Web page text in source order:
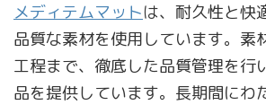
メディテムマットは、耐久性と快
品質な素材を使用しています。素
工程まで、徹底した品質管理を行
品を提供しています。長期間にわ